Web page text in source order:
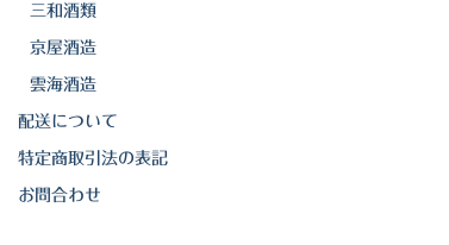
三和酒類
京屋酒造
雲海酒造
配送について
特定商取引法の表記
お問合わせ